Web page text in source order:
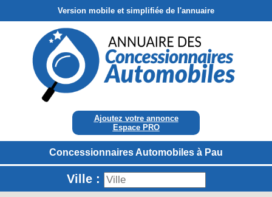
Version mobile et simplifiée de l'annuaire
Ajoutez votre annonce
Espace PRO
Concessionnaires Automobiles à Pau
Ville :